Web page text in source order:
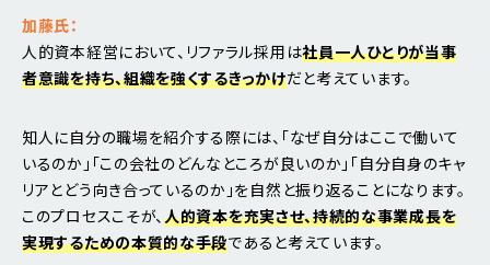
加藤氏：
人的資本経営において、リファラル採用は社員一人ひとりが当事
者意識を持ち、組織を強くするきっかけだと考えています。
知人に自分の職場を紹介する際には、「なぜ自分はここで働いて
いるのか」「この会社のどんなところが良いのか」「自分自身のキャ
リアとどう向き合っているのか」を自然と振り返ることになります。
このプロセスこそが、 人的資本を充実させ、持続的な事業成長を
実現するための本質的な手段であると考えています。